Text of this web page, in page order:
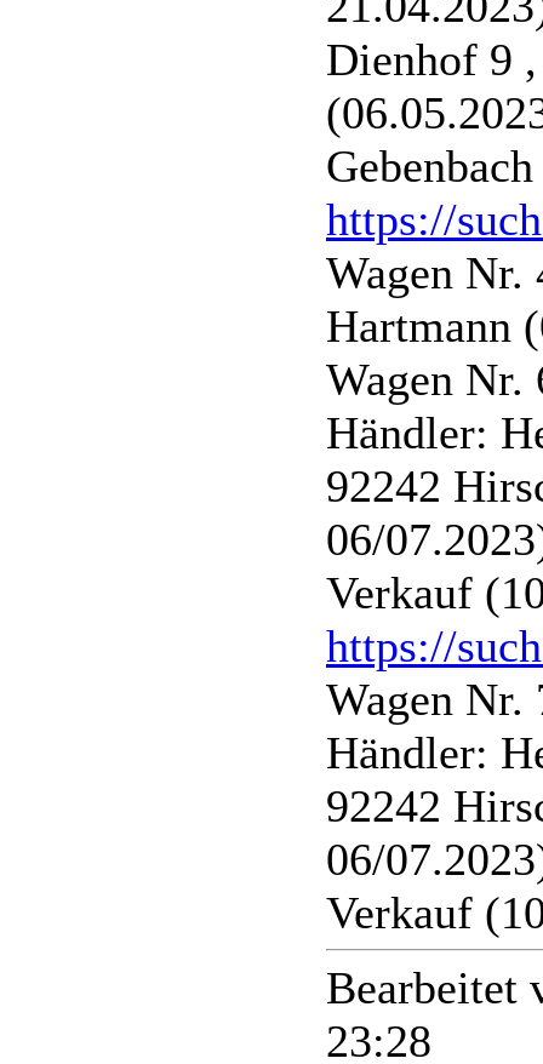
Dienhof 9
https://
Wagen
Hartmann
Wagen
Händler:
92242
06/
Verkauf
https://
Wagen
Händler:
92242
06/
Verkauf
Bearbeitet
23:28